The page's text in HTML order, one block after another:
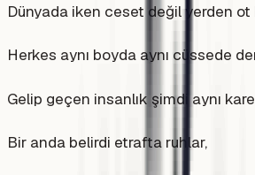
Dünyada iken ceset değil yerden ot
Herkes aynı boyda aynı cüssede
Gelip geçen insanlık şimdi aynı
Bir anda belirdi etrafta ruhlar,